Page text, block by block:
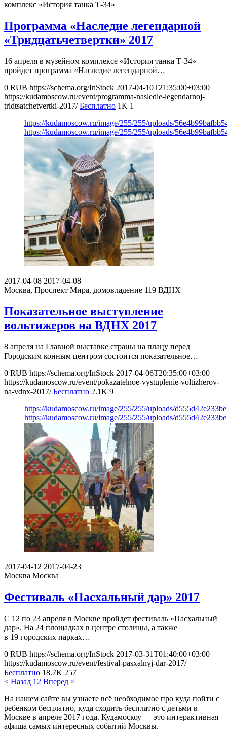
комплекс «История танка Т-34»
Программа «Наследие легендарной
«Тридцатьчетвертки» 2017
16 апреля в музейном комплексе «История танка Т-34»
пройдет программа «Наследие легендарной…
0 RUB https://schema.org/InStock 2017-04-10T21:35:00+03:00
https://kudamoscow.ru/event/programma-nasledie-legendarnoj-
tridtsatchetvertki-2017/ Бесплатно 1K 1
https://kudamoscow.ru/image/255/255/uploads/
https://kudamoscow.ru/image/255/255/uploads/
2017-04-08 2017-04-08
Москва, Проспект Мира, домовладение 119 ВДНХ
Показательное выступление
вольтижеров на ВДНХ 2017
8 апреля на Главной выставке страны на плацу перед
Городским конным центром состоится показательное…
0 RUB https://schema.org/InStock 2017-04-06T20:35:00+03:00
https://kudamoscow.ru/event/pokazatelnoe-vystuplenie-voltizherov-
na-vdnx-2017/ Бесплатно 2.1K 9
https://kudamoscow.ru/image/255/255/uploads/
https://kudamoscow.ru/image/255/255/uploads/
2017-04-12 2017-04-23
Москва Москва
Фестиваль «Пасхальный дар» 2017
С 12 по 23 апреля в Москве пройдет фестиваль «Пасхальный
дар». На 24 площадках в центре столицы, а также
в 19 городских парках…
0 RUB https://schema.org/InStock 2017-03-31T01:40:00+03:00
https://kudamoscow.ru/event/festival-pasxalnyj-dar-2017/
Бесплатно 18.7K 257
< Назад 1 2 Вперед >
На нашем сайте вы узнаете всё необходимое про куда пойти с
ребенком бесплатно, куда сходить бесплатно с детьми в
Москве в апреле 2017 года. Кудамоскоу — это интерактивная
афиша самых интересных событий Москвы.